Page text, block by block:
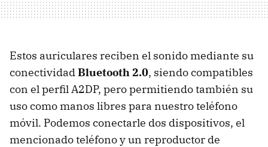
Estos auriculares reciben el sonido mediante su
conectividadBluetooth 2.0, siendo compatibles
con el perfil A2DP, pero permitiendo también su
uso como manos libres para nuestro teléfono
móvil. Podemos conectarle dos dispositivos, el
mencionado teléfono y un reproductor de